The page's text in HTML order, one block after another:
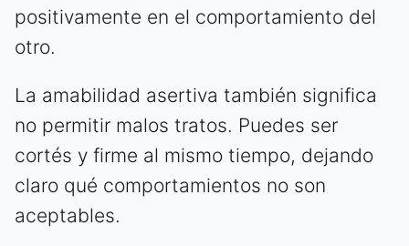
positivamente en el comportamiento del
otro.
La amabilidad asertiva también significa
no permitir malos tratos. Puedes ser
cortés y firme al mismo tiempo, dejando
claro qué comportamientos no son
aceptables.